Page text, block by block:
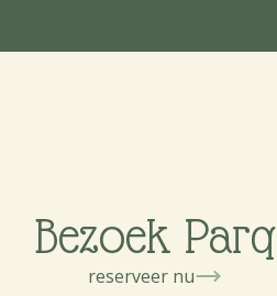
Bezoek Parq
reserveer nu